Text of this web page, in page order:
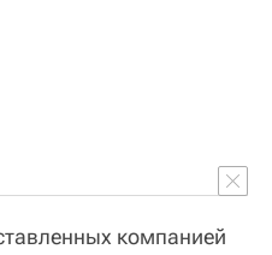
компанией